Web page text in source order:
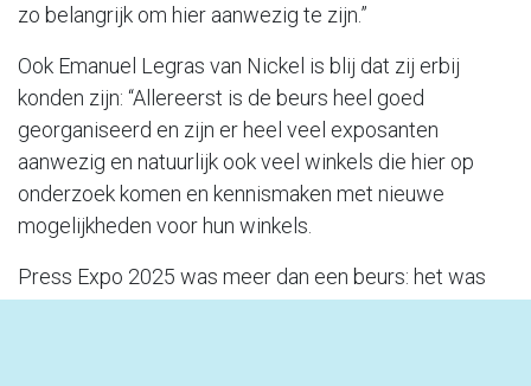
zo belangrijk om hier aanwezig te zijn.”
Ook Emanuel Legras van Nickel is blij dat zij erbij
konden zijn: “Allereerst is de beurs heel goed
georganiseerd en zijn er heel veel exposanten
aanwezig en natuurlijk ook veel winkels die hier op
onderzoek komen en kennismaken met nieuwe
mogelijkheden voor hun winkels.
Press Expo 2025 was meer dan een beurs: het was
een teken van herwonnen dynamiek binnen de sector.